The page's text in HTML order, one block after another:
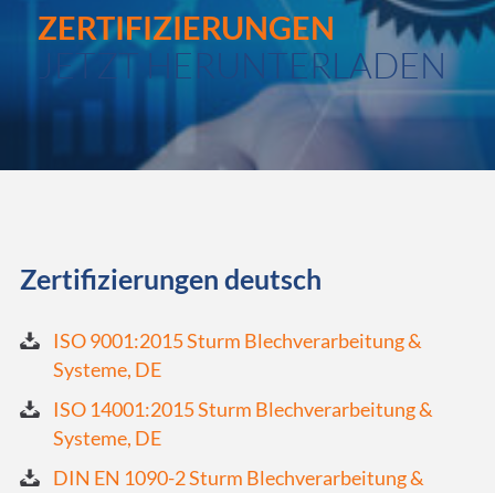
ZERTIFIZIERUNGEN
JETZT HERUNTERLADEN
Zertifizierungen deutsch
ISO 9001:2015 Sturm Blechverarbeitung &
Systeme, DE
ISO 14001:2015 Sturm Blechverarbeitung &
Systeme, DE
DIN EN 1090-2 Sturm Blechverarbeitung &